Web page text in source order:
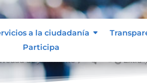
a la ciudadanía
Participa
de juramento